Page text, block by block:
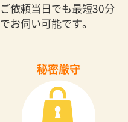
ご依頼当日でも最短30分
でお伺い可能です。
秘密厳守